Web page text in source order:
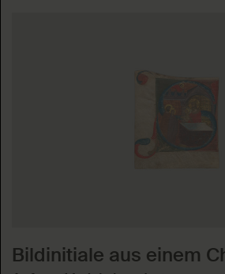
Bildinitiale aus einem